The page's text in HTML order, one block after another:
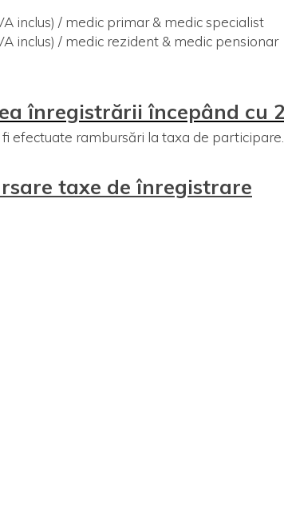
inclus) / medic primar & medic specialist
inclus) / medic rezident & medic pensionar
înregistrării începând cu
efectuate rambursări la taxa de participare.
taxe de înregistrare